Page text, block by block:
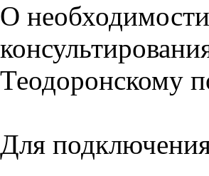
О
Теодоронскому
Для